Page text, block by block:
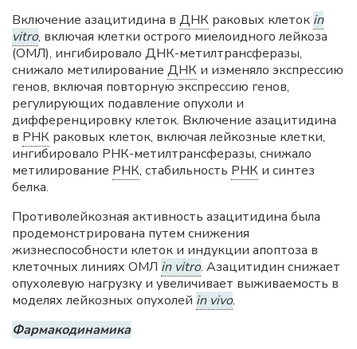
Включение азацитидина в ДНК раковых клеток in
vitro, включая клетки острого миелоидного лейкоза
(ОМЛ), ингибировало ДНК-метилтрансферазы,
снижало метилирование ДНК и изменяло экспрессию
генов, включая повторную экспрессию генов,
регулирующих подавление опухоли и
дифференцировку клеток. Включение азацитидина
в РНК раковых клеток, включая лейкозные клетки,
ингибировало РНК-метилтрансферазы, снижало
метилирование РНК, стабильность РНК и синтез
белка.
Противолейкозная активность азацитидина была
продемонстрирована путем снижения
жизнеспособности клеток и индукции апоптоза в
клеточных линиях ОМЛ in vitro. Азацитидин снижает
опухолевую нагрузку и увеличивает выживаемость в
моделях лейкозных опухолей in vivo.
Фармакодинамика